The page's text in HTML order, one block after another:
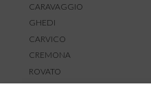
CARAVAGGIO
GHEDI
CARVICO
CREMONA
ROVATO